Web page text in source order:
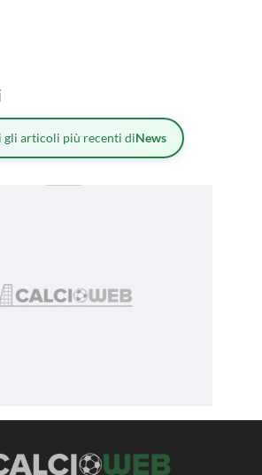
gli articoli più recenti diNews